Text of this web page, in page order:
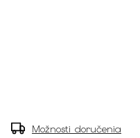
Možnosti doručenia